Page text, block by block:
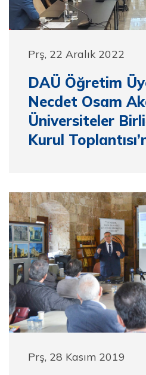
Prş, 22 Aralık 2022
DAÜ Öğretim
Necdet Osam
Üniversiteler
Kurul
Prş, 28 Kasım 2019